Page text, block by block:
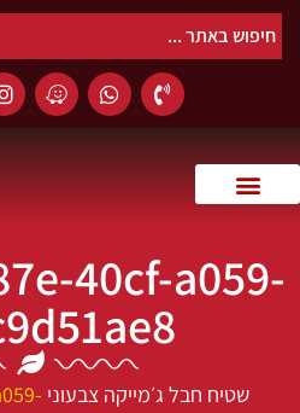
40cf-a059-
שטיח חבל ג׳מייקה צבעוני